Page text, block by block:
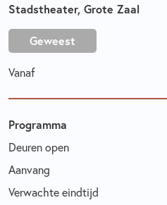
Stadstheater, Grote Zaal
Geweest
Vanaf
Programma
Deuren open
Aanvang
Verwachte eindtijd